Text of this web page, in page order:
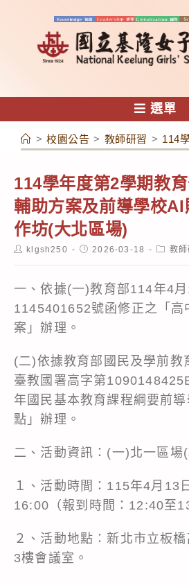
容
選單
> 校園公告 > 教師研習 > 114
114學年度第2學期教
輔助方案及前導學校
作坊(大北區場)
Postklgsh250
Post2026-03-18
Post教師
一、依據(一)教育部114年4
1145401652號函修正之「高
案」辦理。
(二)依據教育部國民及學前教
臺教國署高字第
年國民基本教育課程綱要前
點」辦理。
二、活動資訊：(一)北一區場(
１、活動時間：115年4月13
16:00（報到時間：12:40至
２、活動地點：新北市立板
3樓會議室。